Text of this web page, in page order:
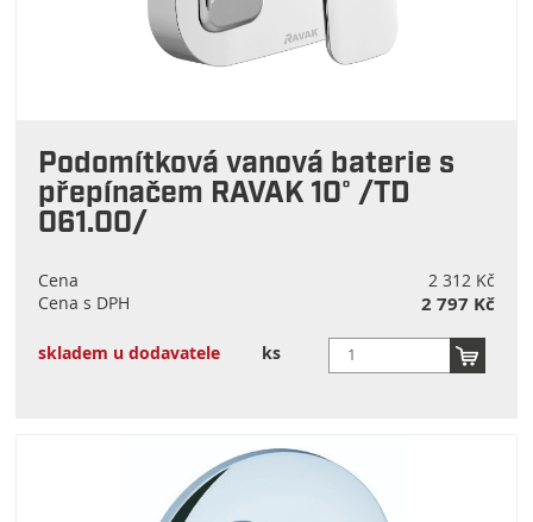
Podomítková vanová baterie s
přepínačem RAVAK 10° /TD
061.00/
Cena
2 312 Kč
Cena s DPH
2 797 Kč
skladem u dodavatele ks